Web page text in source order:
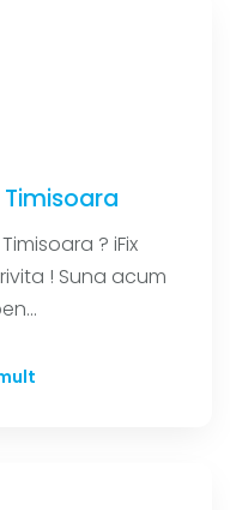
Timisoara
? iFix
! Suna acum